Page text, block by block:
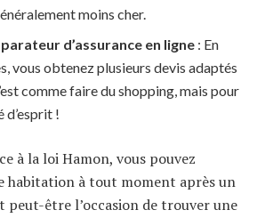
moins cher.
d’assurance en ligne : En
vous obtenez plusieurs devis adaptés
comme faire du shopping, mais pour
!
à la loi Hamon, vous pouvez
habitation à tout moment après un
peut-être l’occasion de trouver une